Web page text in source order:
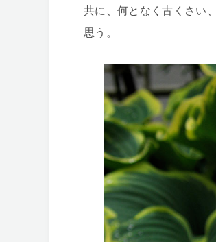
共に、何となく古くさい
思う。